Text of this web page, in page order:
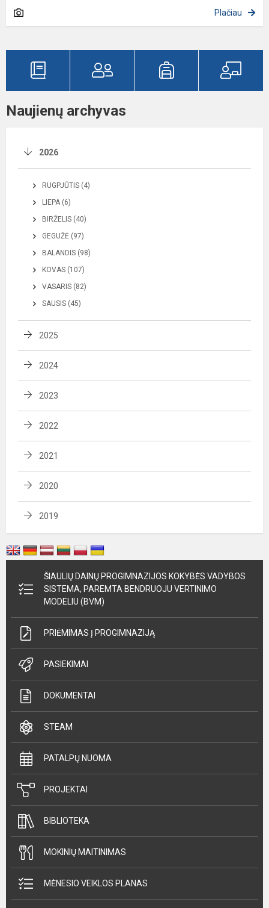
Plačiau
Naujienų archyvas
2026
RUGPJŪTIS (4)
LIEPA (6)
BIRŽELIS (40)
GEGUŽĖ (97)
BALANDIS (98)
KOVAS (107)
VASARIS (82)
SAUSIS (45)
2025
2024
2023
2022
2021
2020
2019
ŠIAULIŲ DAINŲ PROGIMNAZIJOS KOKYBĖS VADYBOS
SISTEMA, PAREMTA BENDRUOJU VERTINIMO
MODELIU (BVM)
PRIĖMIMAS Į PROGIMNAZIJĄ
PASIEKIMAI
DOKUMENTAI
STEAM
PATALPŲ NUOMA
PROJEKTAI
BIBLIOTEKA
MOKINIŲ MAITINIMAS
MĖNESIO VEIKLOS PLANAS